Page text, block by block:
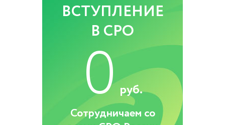
ВСТУПЛЕНИЕ
В СРО
0 руб.
Сотрудничаем со